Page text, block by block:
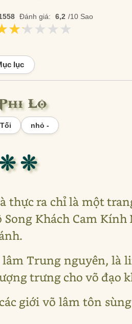
Đánh giá: 6,2 /10 Sao
lục
Lộ
Tối nhỏ -
❊
thực ra chỉ là một
Khách Cam
Trung nguyên, là
trưng cho võ đạo
giới võ lâm tôn